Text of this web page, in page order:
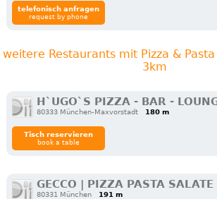
telefonisch anfragen
request by phone
weitere Restaurants mit Pizza &
3km
H`UGO`S PIZZA - BAR -
80333 München-Maxvorstadt 180 m
Tisch reservieren
book a table
GECCO | PIZZA PASTA SALATE
80331 München
191 m